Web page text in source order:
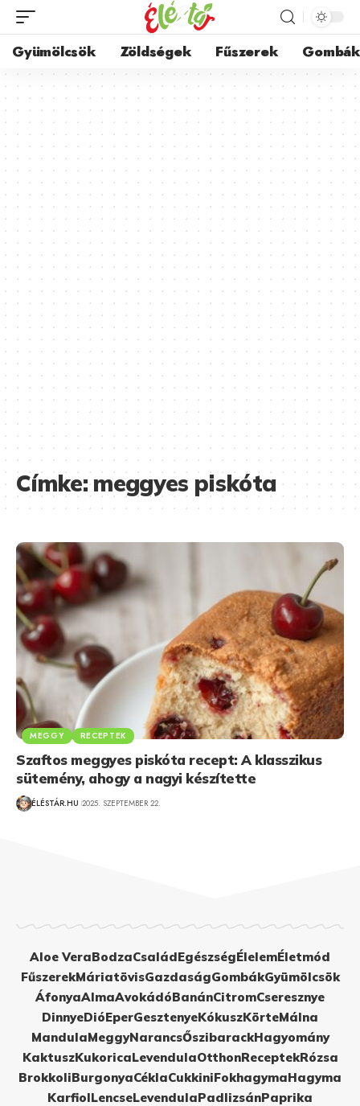
Gyümölcsök Zöldségek Fűszerek Gombák
Címke:meggyes piskóta
MEGGY RECEPTEK
Szaftos meggyes piskóta recept: A klasszikus
sütemény, ahogy a nagyi készítette
ÉLÉSTÁR.HU 2025. SZEPTEMBER 22.
Aloe VeraBodzaCsaládEgészségÉlelemÉletmód
FűszerekMáriatövisGazdaságGombákGyümölcsök
ÁfonyaAlmaAvokádóBanánCitromCseresznye
DinnyeDióEperGesztenyeKókuszKörteMálna
MandulaMeggyNarancsŐszibarackHagyomány
KaktuszKukoricaLevendulaOtthonReceptekRózsa
BrokkoliBurgonyaCéklaCukkiniFokhagymaHagyma
KarfiolLencseLevendulaPadlizsánPaprika